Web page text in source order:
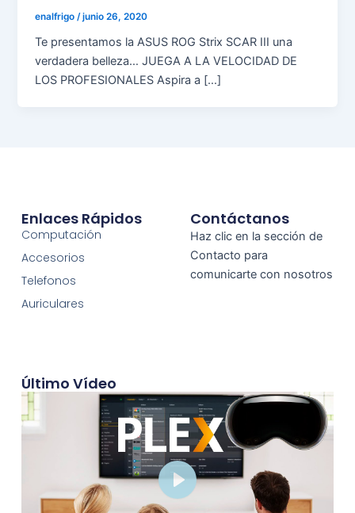
enalfrigo /junio 26, 2020
Te presentamos la ASUS ROG Strix SCAR III una
verdadera belleza… JUEGA A LA VELOCIDAD DE
LOS PROFESIONALES Aspira a […]
Enlaces Rápidos
Computación
Accesorios
Telefonos
Auriculares
Contáctanos
Haz clic en la sección de
Contacto para
comunicarte con nosotros
Último Vídeo
Play